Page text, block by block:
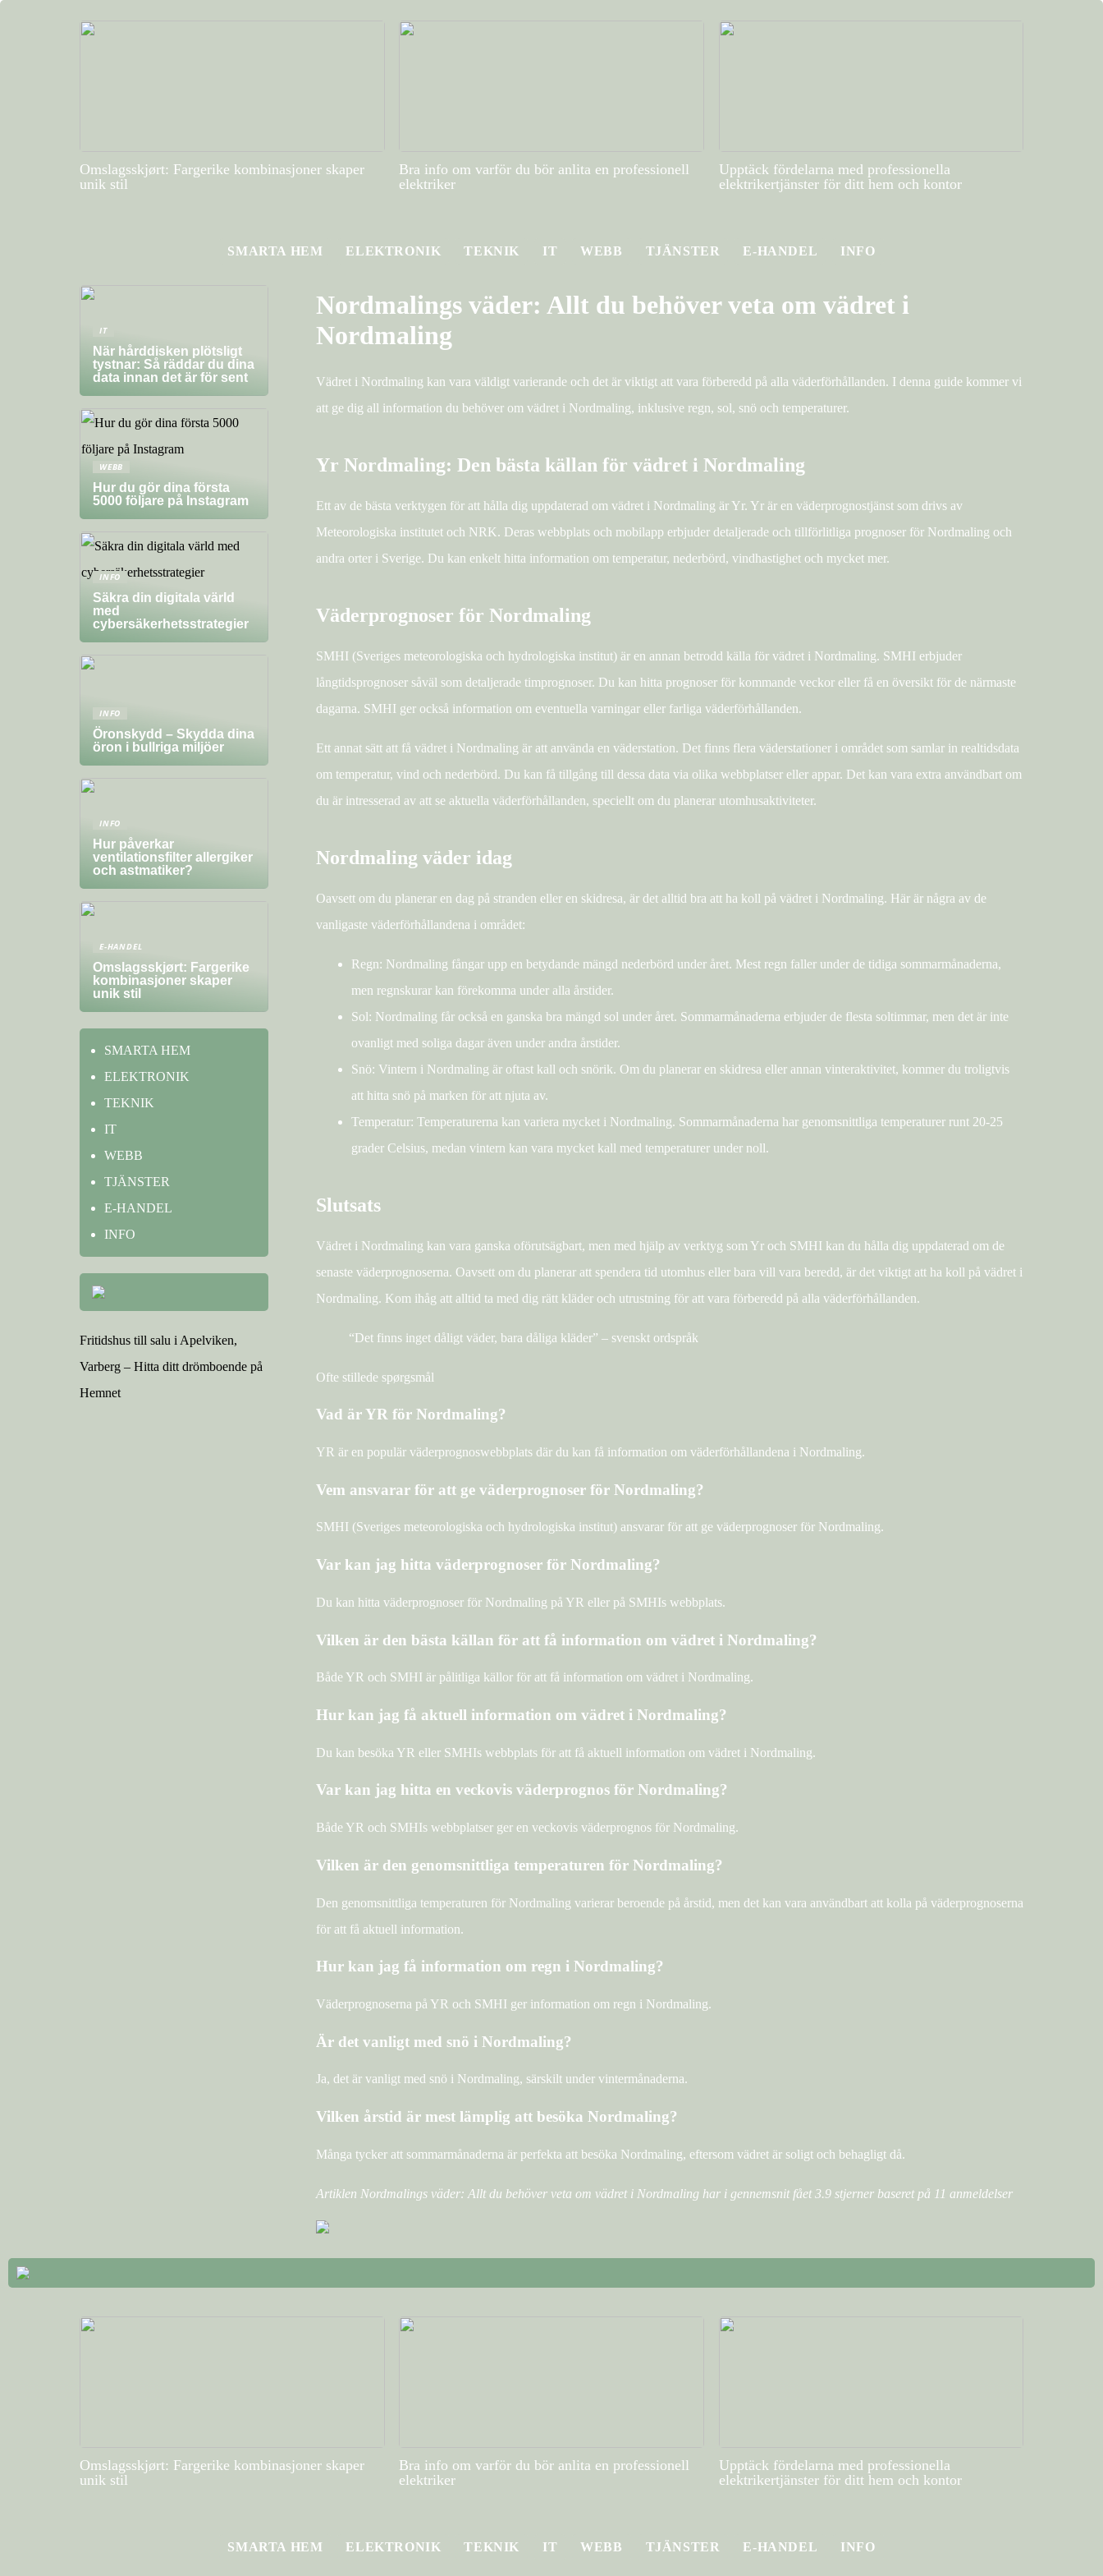
Omslagsskjørt: Fargerike kombinasjoner skaper
unik stil
Bra info om varför du bör anlita en professionell
elektriker
Upptäck fördelarna med professionella
elektrikertjänster för ditt hem och kontor
SMARTA HEM ELEKTRONIK TEKNIK IT WEBB TJÄNSTER E-HANDEL INFO
Nordmalings väder: Allt du behöver veta om vädret i
Nordmaling
Vädret i Nordmaling kan vara väldigt varierande och det är viktigt att vara förberedd på alla väderförhållanden. I denna guide kommer vi
att ge dig all information du behöver om vädret i Nordmaling, inklusive regn, sol, snö och temperaturer.
Yr Nordmaling: Den bästa källan för vädret i Nordmaling
Ett av de bästa verktygen för att hålla dig uppdaterad om vädret i Nordmaling är Yr. Yr är en väderprognostjänst som drivs av
Meteorologiska institutet och NRK. Deras webbplats och mobilapp erbjuder detaljerade och tillförlitliga prognoser för Nordmaling och
andra orter i Sverige. Du kan enkelt hitta information om temperatur, nederbörd, vindhastighet och mycket mer.
Väderprognoser för Nordmaling
SMHI (Sveriges meteorologiska och hydrologiska institut) är en annan betrodd källa för vädret i Nordmaling. SMHI erbjuder
långtidsprognoser såväl som detaljerade timprognoser. Du kan hitta prognoser för kommande veckor eller få en översikt för de närmaste
dagarna. SMHI ger också information om eventuella varningar eller farliga väderförhållanden.
Ett annat sätt att få vädret i Nordmaling är att använda en väderstation. Det finns flera väderstationer i området som samlar in realtidsdata
om temperatur, vind och nederbörd. Du kan få tillgång till dessa data via olika webbplatser eller appar. Det kan vara extra användbart om
du är intresserad av att se aktuella väderförhållanden, speciellt om du planerar utomhusaktiviteter.
Nordmaling väder idag
Oavsett om du planerar en dag på stranden eller en skidresa, är det alltid bra att ha koll på vädret i Nordmaling. Här är några av de
vanligaste väderförhållandena i området:
Regn: Nordmaling fångar upp en betydande mängd nederbörd under året. Mest regn faller under de tidiga sommarmånaderna,
men regnskurar kan förekomma under alla årstider.
Sol: Nordmaling får också en ganska bra mängd sol under året. Sommarmånaderna erbjuder de flesta soltimmar, men det är inte
ovanligt med soliga dagar även under andra årstider.
Snö: Vintern i Nordmaling är oftast kall och snörik. Om du planerar en skidresa eller annan vinteraktivitet, kommer du troligtvis
att hitta snö på marken för att njuta av.
Temperatur: Temperaturerna kan variera mycket i Nordmaling. Sommarmånaderna har genomsnittliga temperaturer runt 20-25
grader Celsius, medan vintern kan vara mycket kall med temperaturer under noll.
Slutsats
Vädret i Nordmaling kan vara ganska oförutsägbart, men med hjälp av verktyg som Yr och SMHI kan du hålla dig uppdaterad om de
senaste väderprognoserna. Oavsett om du planerar att spendera tid utomhus eller bara vill vara beredd, är det viktigt att ha koll på vädret i
Nordmaling. Kom ihåg att alltid ta med dig rätt kläder och utrustning för att vara förberedd på alla väderförhållanden.
“Det finns inget dåligt väder, bara dåliga kläder” – svenskt ordspråk
Ofte stillede spørgsmål
Vad är YR för Nordmaling?
YR är en populär väderprognoswebbplats där du kan få information om väderförhållandena i Nordmaling.
Vem ansvarar för att ge väderprognoser för Nordmaling?
SMHI (Sveriges meteorologiska och hydrologiska institut) ansvarar för att ge väderprognoser för Nordmaling.
Var kan jag hitta väderprognoser för Nordmaling?
Du kan hitta väderprognoser för Nordmaling på YR eller på SMHIs webbplats.
Vilken är den bästa källan för att få information om vädret i Nordmaling?
Både YR och SMHI är pålitliga källor för att få information om vädret i Nordmaling.
Hur kan jag få aktuell information om vädret i Nordmaling?
Du kan besöka YR eller SMHIs webbplats för att få aktuell information om vädret i Nordmaling.
Var kan jag hitta en veckovis väderprognos för Nordmaling?
Både YR och SMHIs webbplatser ger en veckovis väderprognos för Nordmaling.
Vilken är den genomsnittliga temperaturen för Nordmaling?
Den genomsnittliga temperaturen för Nordmaling varierar beroende på årstid, men det kan vara användbart att kolla på väderprognoserna
för att få aktuell information.
Hur kan jag få information om regn i Nordmaling?
Väderprognoserna på YR och SMHI ger information om regn i Nordmaling.
Är det vanligt med snö i Nordmaling?
Ja, det är vanligt med snö i Nordmaling, särskilt under vintermånaderna.
Vilken årstid är mest lämplig att besöka Nordmaling?
Många tycker att sommarmånaderna är perfekta att besöka Nordmaling, eftersom vädret är soligt och behagligt då.
Artiklen Nordmalings väder: Allt du behöver veta om vädret i Nordmaling har i gennemsnit fået3.9stjerner baseret på 11 anmeldelser
IT
När hårddisken plötsligt
tystnar: Så räddar du dina
data innan det är för sent
WEBB
Hur du gör dina första
5000 följare på Instagram
INFO
Säkra din digitala värld
med
cybersäkerhetsstrategier
INFO
Öronskydd – Skydda dina
öron i bullriga miljöer
INFO
Hur påverkar
ventilationsfilter allergiker
och astmatiker?
E-HANDEL
Omslagsskjørt: Fargerike
kombinasjoner skaper
unik stil
SMARTA HEM
ELEKTRONIK
TEKNIK
IT
WEBB
TJÄNSTER
E-HANDEL
INFO
Fritidshus till salu i Apelviken,
Varberg – Hitta ditt drömboende på
Hemnet
Omslagsskjørt: Fargerike kombinasjoner skaper
unik stil
Bra info om varför du bör anlita en professionell
elektriker
Upptäck fördelarna med professionella
elektrikertjänster för ditt hem och kontor
SMARTA HEM ELEKTRONIK TEKNIK IT WEBB TJÄNSTER E-HANDEL INFO